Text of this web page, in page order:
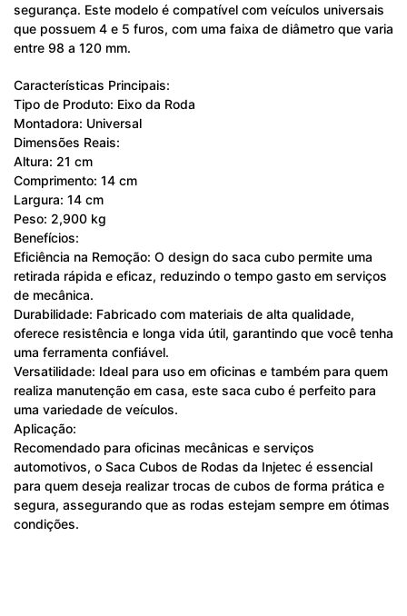
segurança. Este modelo é compatível com veículos universais
que possuem 4 e 5 furos, com uma faixa de diâmetro que varia
entre 98 a 120 mm.
Características Principais:
Tipo de Produto: Eixo da Roda
Montadora: Universal
Dimensões Reais:
Altura: 21 cm
Comprimento: 14 cm
Largura: 14 cm
Peso: 2,900 kg
Benefícios:
Eficiência na Remoção: O design do saca cubo permite uma
retirada rápida e eficaz, reduzindo o tempo gasto em serviços
de mecânica.
Durabilidade: Fabricado com materiais de alta qualidade,
oferece resistência e longa vida útil, garantindo que você tenha
uma ferramenta confiável.
Versatilidade: Ideal para uso em oficinas e também para quem
realiza manutenção em casa, este saca cubo é perfeito para
uma variedade de veículos.
Aplicação:
Recomendado para oficinas mecânicas e serviços
automotivos, o Saca Cubos de Rodas da Injetec é essencial
para quem deseja realizar trocas de cubos de forma prática e
segura, assegurando que as rodas estejam sempre em ótimas
condições.